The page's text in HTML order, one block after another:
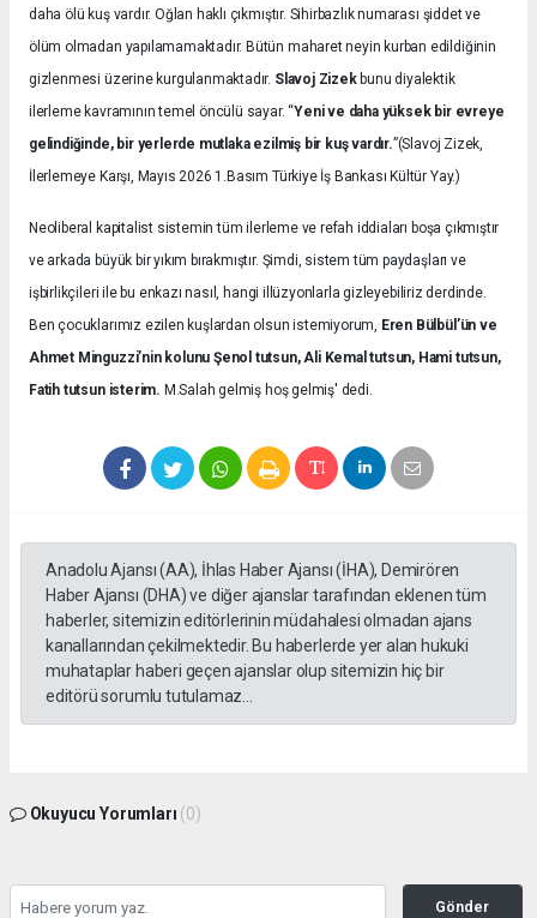
daha ölü kuş vardır. Oğlan haklı çıkmıştır. Sihirbazlık numarası şiddet ve
ölüm olmadan yapılamamaktadır. Bütün maharet neyin kurban edildiğinin
gizlenmesi üzerine kurgulanmaktadır. Slavoj Zizekbunu diyalektik
ilerleme kavramının temel öncülü sayar. “Yeni ve daha yüksek bir evreye
gelindiğinde, bir yerlerde mutlaka ezilmiş bir kuş vardır.”(Slavoj Zizek,
İlerlemeye Karşı, Mayıs 2026 1.Basım Türkiye İş Bankası Kültür Yay.)
Neoliberal kapitalist sistemin tüm ilerleme ve refah iddiaları boşa çıkmıştır
ve arkada büyük bir yıkım bırakmıştır. Şimdi, sistem tüm paydaşları ve
işbirlikçileri ile bu enkazı nasıl, hangi illüzyonlarla gizleyebiliriz derdinde.
Ben çocuklarımız ezilen kuşlardan olsun istemiyorum, Eren Bülbül’ün ve
Ahmet Minguzzi’nin kolunu Şenol tutsun, Ali Kemal tutsun, Hami tutsun,
Fatih tutsun isterim. M.Salah gelmiş hoş gelmiş' dedi.
Anadolu Ajansı (AA), İhlas Haber Ajansı (İHA), Demirören
Haber Ajansı (DHA) ve diğer ajanslar tarafından eklenen tüm
haberler, sitemizin editörlerinin müdahalesi olmadan ajans
kanallarından çekilmektedir. Bu haberlerde yer alan hukuki
muhataplar haberi geçen ajanslar olup sitemizin hiç bir
editörü sorumlu tutulamaz...
Okuyucu Yorumları (0)
Gönder